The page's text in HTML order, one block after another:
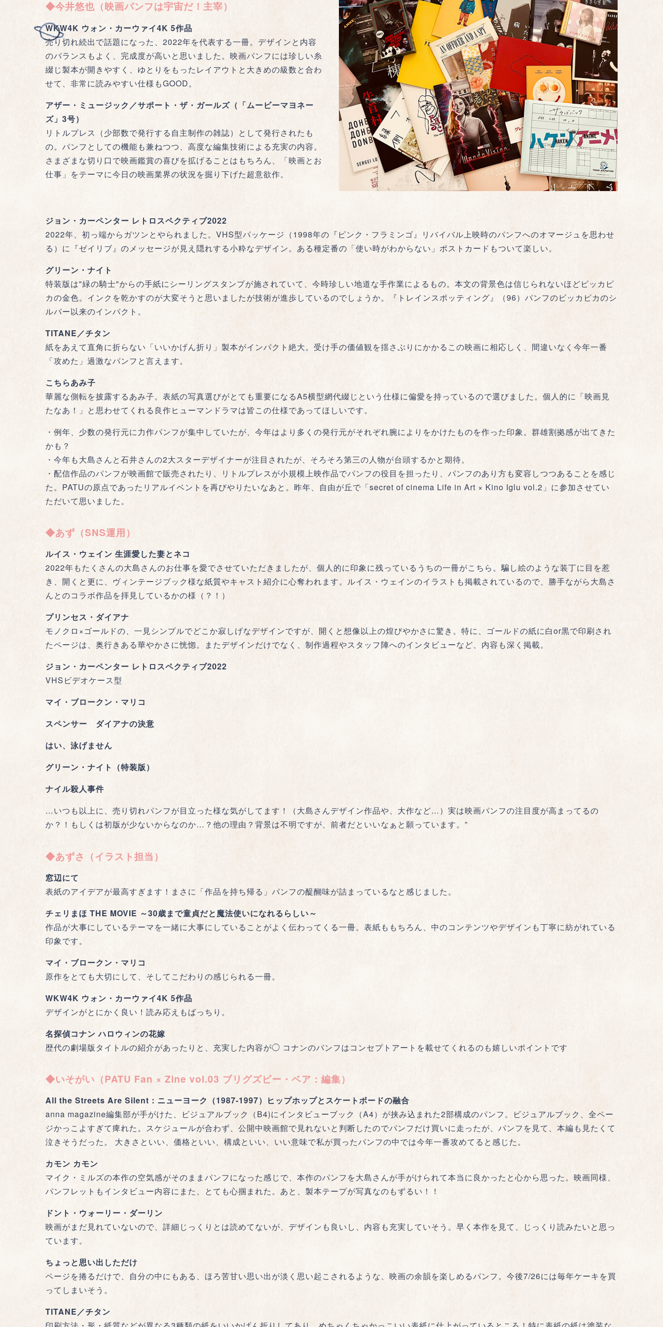
◆今井悠也（映画パンフは宇宙だ！主宰）
WKW4K ウォン・カーウァイ4K 5作品
売り切れ続出で話題になった、2022年を代表する一冊。デザインと内容
のバランスもよく、完成度が高いと思いました。映画パンフには珍しい糸
綴じ製本が開きやすく、ゆとりをもったレイアウトと大きめの級数と合わ
せて、非常に読みやすい仕様もGOOD。
アザー・ミュージック／サポート・ザ・ガールズ（「ムービーマヨネー
ズ」3号）
リトルプレス（少部数で発行する自主制作の雑誌）として発行されたも
の。パンフとしての機能も兼ねつつ、高度な編集技術による充実の内容。
さまざまな切り口で映画鑑賞の喜びを拡げることはもちろん、「映画とお
仕事」をテーマに今日の映画業界の状況を掘り下げた超意欲作。
ジョン・カーペンター レトロスペクティブ2022
2022年、初っ端からガツンとやられました。VHS型パッケージ（1998年の『ピンク・フラミンゴ』リバイバル上映時のパンフへのオマージュを思わせ
る）に『ゼイリブ』のメッセージが見え隠れする小粋なデザイン。ある種定番の「使い時がわからない」ポストカードもついて楽しい。
グリーン・ナイト
特装版は"緑の騎士"からの手紙にシーリングスタンプが施されていて、今時珍しい地道な手作業によるもの。本文の背景色は信じられないほどピッカピ
カの金色。インクを乾かすのが大変そうと思いましたが技術が進歩しているのでしょうか。『トレインスポッティング』（96）パンフのビッカビカのシ
ルバー以来のインパクト。
TITANE／チタン
紙をあえて直角に折らない「いいかげん折り」製本がインパクト絶大。受け手の価値観を揺さぶりにかかるこの映画に相応しく、間違いなく今年一番
「攻めた」過激なパンフと言えます。
こちらあみ子
華麗な側転を披露するあみ子。表紙の写真選びがとても重要になるA5横型網代綴じという仕様に偏愛を持っているので選びました。個人的に「映画見
たなあ！」と思わせてくれる良作ヒューマンドラマは皆この仕様であってほしいです。
・例年、少数の発行元に力作パンフが集中していたが、今年はより多くの発行元がそれぞれ腕によりをかけたものを作った印象。群雄割拠感が出てきた
かも？
・今年も大島さんと石井さんの2大スターデザイナーが注目されたが、そろそろ第三の人物が台頭するかと期待。
・配信作品のパンフが映画館で販売されたり、リトルプレスが小規模上映作品でパンフの役目を担ったり、パンフのあり方も変容しつつあることを感じ
た。PATUの原点であったリアルイベントを再びやりたいなあと。昨年、自由が丘で「secret of cinema Life in Art × Kino Iglu vol.2」に参加させてい
ただいて思いました。
◆あず（SNS運用）
ルイス・ウェイン 生涯愛した妻とネコ
2022年もたくさんの大島さんのお仕事を愛でさせていただきましたが、個人的に印象に残っているうちの一冊がこちら。騙し絵のような装丁に目を惹
き、開くと更に、ヴィンテージブック様な紙質やキャスト紹介に心奪われます。ルイス・ウェインのイラストも掲載されているので、勝手ながら大島さ
んとのコラボ作品を拝見しているかの様（？！）
プリンセス・ダイアナ
モノクロ×ゴールドの、一見シンプルでどこか寂しげなデザインですが、開くと想像以上の煌びやかさに驚き。特に、ゴールドの紙に白or黒で印刷され
たページは、奥行きある華やかさに恍惚。またデザインだけでなく、制作過程やスタッフ陣へのインタビューなど、内容も深く掲載。
ジョン・カーペンター レトロスペクティブ2022
VHSビデオケース型
マイ・ブロークン・マリコ
スペンサー ダイアナの決意
はい、泳げません
グリーン・ナイト（特装版）
ナイル殺人事件
…いつも以上に、売り切れパンフが目立った様な気がしてます！（大島さんデザイン作品や、大作など…）実は映画パンフの注目度が高まってるの
か？！もしくは初版が少ないからなのか…？他の理由？背景は不明ですが、前者だといいなぁと願っています。”
◆あずさ（イラスト担当）
窓辺にて
表紙のアイデアが最高すぎます！まさに「作品を持ち帰る」パンフの醍醐味が詰まっているなと感じました。
チェリまほ THE MOVIE ～30歳まで童貞だと魔法使いになれるらしい～
作品が大事にしているテーマを一緒に大事にしていることがよく伝わってくる一冊。表紙ももちろん、中のコンテンツやデザインも丁寧に紡がれている
印象です。
マイ・ブロークン・マリコ
原作をとても大切にして、そしてこだわりの感じられる一冊。
WKW4K ウォン・カーウァイ4K 5作品
デザインがとにかく良い！読み応えもばっちり。
名探偵コナン ハロウィンの花嫁
歴代の劇場版タイトルの紹介があったりと、充実した内容が◯ コナンのパンフはコンセプトアートを載せてくれるのも嬉しいポイントです
◆いそがい（PATU Fan × Zine vol.03 ブリグズビー・ベア：編集）
All the Streets Are Silent：ニューヨーク（1987-1997）ヒップホップとスケートボードの融合
anna magazine編集部が手がけた、ビジュアルブック（B4)にインタビューブック（A4）が挟み込まれた2部構成のパンフ。ビジュアルブック、全ペー
ジかっこよすぎて痺れた。スケジュールが合わず、公開中映画館で見れないと判断したのでパンフだけ買いに走ったが、パンフを見て、本編も見たくて
泣きそうだった。 大きさといい、価格といい、構成といい、いい意味で私が買ったパンフの中では今年一番攻めてると感じた。
カモン カモン
マイク・ミルズの本作の空気感がそのままパンフになった感じで、本作のパンフを大島さんが手がけられて本当に良かったと心から思った。映画同様、
パンフレットもインタビュー内容にまた、とても心掴まれた。あと、製本テープが写真なのもずるい！！
ドント・ウォーリー・ダーリン
映画がまだ見れていないので、詳細じっくりとは読めてないが、デザインも良いし、内容も充実していそう。早く本作を見て、じっくり読みたいと思っ
ています。
ちょっと思い出しただけ
ページを捲るだけで、自分の中にもある、ほろ苦甘い思い出が淡く思い起こされるような、映画の余韻を楽しめるパンフ。今後7/26には毎年ケーキを買
ってしまいそう。
TITANE／チタン